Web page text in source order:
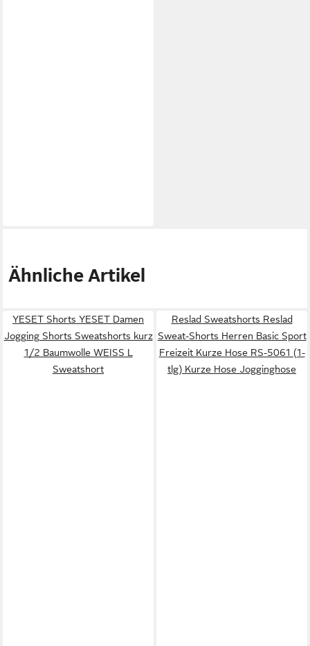
Ähnliche Artikel
YESET Shorts YESET Damen
Jogging Shorts Sweatshorts kurz
1/2 Baumwolle WEISS L
Sweatshort
Reslad Sweatshorts Reslad
Sweat-Shorts Herren Basic Sport
Freizeit Kurze Hose RS-5061 (1-
tlg) Kurze Hose Jogginghose